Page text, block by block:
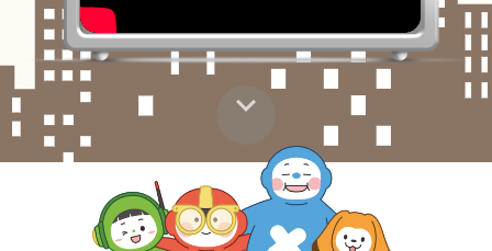
스크롤 내리기